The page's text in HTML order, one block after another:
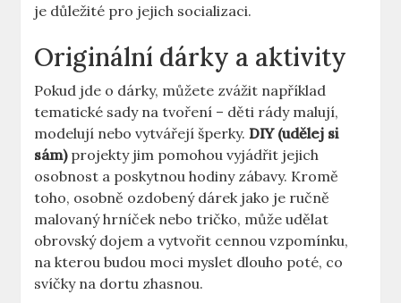
je důležité pro jejich ‍socializaci.
Originální dárky a aktivity
Pokud jde o dárky,‌ můžete zvážit⁤ například
tematické sady na tvoření – děti rády malují,
modelují⁣ nebo vytvářejí šperky.‍DIY (udělej si
sám)projekty jim pomohou vyjádřit jejich
osobnost a poskytnou hodiny zábavy. Kromě
toho, osobně ozdobený dárek jako je ručně
malovaný hrníček nebo tričko, může⁤ udělat
obrovský dojem a vytvořit cennou vzpomínku,
na kterou budou moci myslet dlouho poté, co‍
svíčky na ⁢dortu ⁣zhasnou.